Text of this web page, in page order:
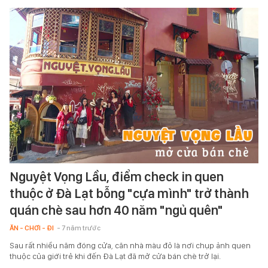
Nguyệt Vọng Lầu, điểm check in quen
thuộc ở Đà Lạt bỗng "cựa mình" trở thành
quán chè sau hơn 40 năm "ngủ quên"
ĂN - CHƠI - ĐI - 7 năm trước
Sau rất nhiều năm đóng cửa, căn nhà màu đỏ là nơi chụp ảnh quen
thuộc của giới trẻ khi đến Đà Lạt đã mở cửa bán chè trở lại.